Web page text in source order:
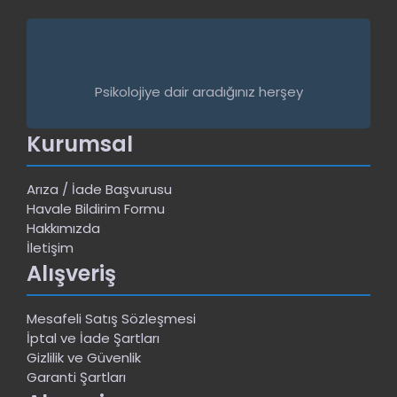
Psikolojiye dair aradığınız herşey
Kurumsal
Arıza / İade Başvurusu
Havale Bildirim Formu
Hakkımızda
İletişim
Alışveriş
Mesafeli Satış Sözleşmesi
İptal ve İade Şartları
Gizlilik ve Güvenlik
Garanti Şartları